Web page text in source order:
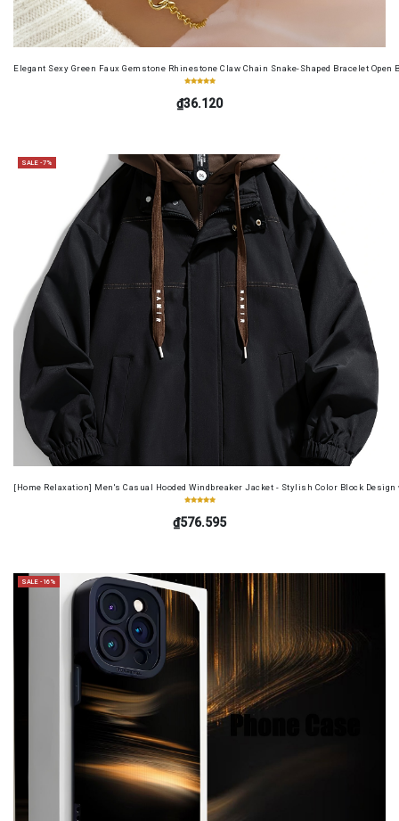
Elegant Sexy Green Faux Gemstone Rhinestone Claw Chain Snake-Shaped Bracelet Open
₫36.120
SALE -7%
[Home Relaxation] Men's Casual Hooded Windbreaker Jacket - Stylish Color Block
₫576.595
SALE -16%